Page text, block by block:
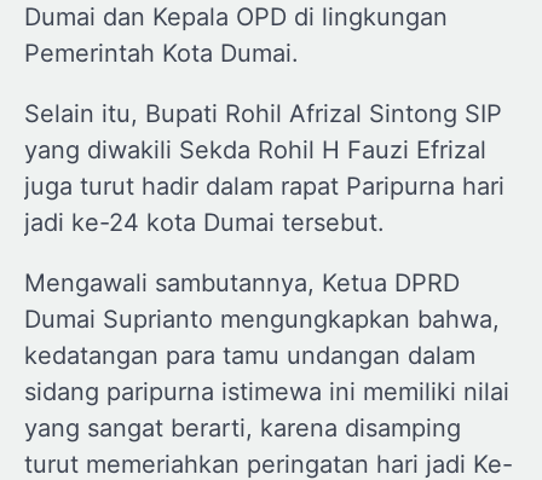
Dumai dan Kepala OPD di lingkungan
Pemerintah Kota Dumai.
Selain itu, Bupati Rohil Afrizal Sintong SIP
yang diwakili Sekda Rohil H Fauzi Efrizal
juga turut hadir dalam rapat Paripurna hari
jadi ke-24 kota Dumai tersebut.
Mengawali sambutannya, Ketua DPRD
Dumai Suprianto mengungkapkan bahwa,
kedatangan para tamu undangan dalam
sidang paripurna istimewa ini memiliki nilai
yang sangat berarti, karena disamping
turut memeriahkan peringatan hari jadi Ke-